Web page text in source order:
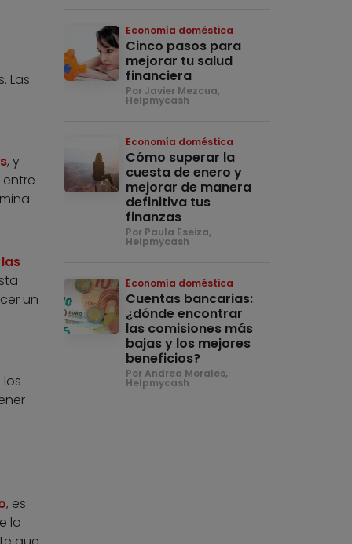
Las
, y
un
, es
lo
Economía doméstica
Cinco pasos para
mejorar tu salud
financiera
Por Javier Mezcua,
Helpmycash
Economía doméstica
Cómo superar la
cuesta de enero y
mejorar de manera
definitiva tus
finanzas
Por Paula Eseiza,
Helpmycash
Economía doméstica
Cuentas bancarias:
¿dónde encontrar
las comisiones más
bajas y los mejores
beneficios?
Por Andrea Morales,
Helpmycash